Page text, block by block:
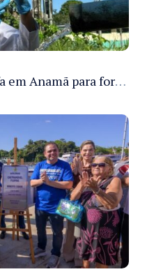
Cosama inicia força-tarefa em Anamã para fortalecer abastecimento de água e segurança hídrica da população